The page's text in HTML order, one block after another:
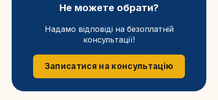
Не можете обрати?
Надамо відповіді на безоплатній
консультації!
Записатися на консультацію